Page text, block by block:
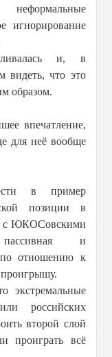
игнорирование
и, в
видеть, что это
образом.
впечатление,
для неё вообще
в пример
позиции в
с ЮКОСовскими
пассивная и
по отношению к
проигрышу.
экстремальные
российских
второй слой
проиграть всё